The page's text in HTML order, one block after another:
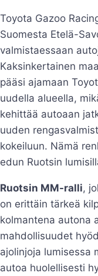
Toyota Gazoo
Suomesta Etelä-
valmistaessaan
Kaksinkertainen
pääsi ajamaan
uudella alueella,
kehittää autoaan
uuden
kokeiluun. Nämä
edun Ruotsin
Ruotsin MM-ralli,
on erittäin tärkeä
kolmantena autona
mahdollisuudet
ajolinjoja lumisessa
autoa huolellisesti